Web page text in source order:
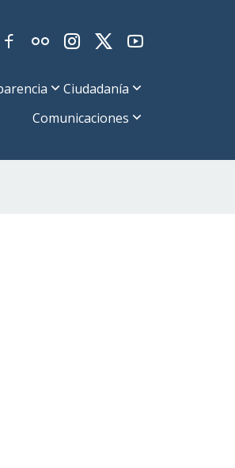
Ciudadanía
Comunicaciones